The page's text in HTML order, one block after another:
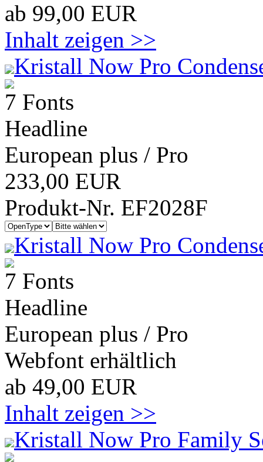
ab 99,00 EUR
Inhalt zeigen >>
Kristall Now Pro
7 Fonts
Headline
European plus / Pro
233,00 EUR
Produkt-Nr. EF2028F
Kristall Now Pro
7 Fonts
Headline
European plus / Pro
Webfont erhältlich
ab 49,00 EUR
Inhalt zeigen >>
Kristall Now Pro Family